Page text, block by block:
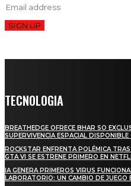
SIGN UP
TECNOLOGIA
BREATHEDGE OFRECE BHAR SO
SUPERVIVENCIA ESPACIAL
ROCKSTAR ENFRENTA POLÉMICA
GTA VI SE ESTRENE PRIMERO EN
IA GENERA PRIMEROS VIRUS
LABORATORIO: UN CAMBIO DE JUEGO